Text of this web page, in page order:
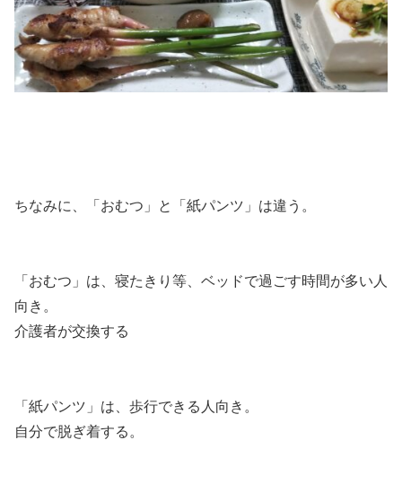
ちなみに、「おむつ」と「紙パンツ」は違う。
「おむつ」は、寝たきり等、ベッドで過ごす時間が多い人
向き。
介護者が交換する
「紙パンツ」は、歩行できる人向き。
自分で脱ぎ着する。